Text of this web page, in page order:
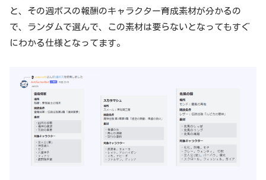
と、その週ボスの報酬のキャラクター育成素材が分かるの
で、ランダムで選んで、この素材は要らないとなってもすぐ
にわかる仕様となってます。